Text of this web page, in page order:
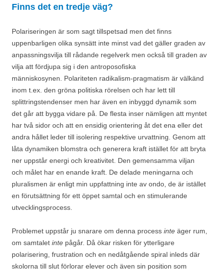
Finns det en tredje väg?
Polariseringen är som sagt tillspetsad men det finns
uppenbarligen olika synsätt inte minst vad det gäller graden av
anpassningsvilja till rådande regelverk men också till graden av
vilja att fördjupa sig i den antroposofiska
människosynen. Polariteten radikalism-pragmatism är välkänd
inom t.ex. den gröna politiska rörelsen och har lett till
splittringstendenser men har även en inbyggd dynamik som
det går att bygga vidare på. De flesta inser nämligen att myntet
har två sidor och att en ensidig orientering åt det ena eller det
andra hållet leder till isolering respektive urvattning. Genom att
låta dynamiken blomstra och generera kraft istället för att bryta
ner uppstår energi och kreativitet. Den gemensamma viljan
och målet har en enande kraft. De delade meningarna och
pluralismen är enligt min uppfattning inte av ondo, de är istället
en förutsättning för ett öppet samtal och en stimulerande
utvecklingsprocess.
Problemet uppstår ju snarare om denna process inte äger rum,
om samtalet inte pågår. Då ökar risken för ytterligare
polarisering, frustration och en nedåtgående spiral inleds där
skolorna till slut förlorar elever och även sin position som